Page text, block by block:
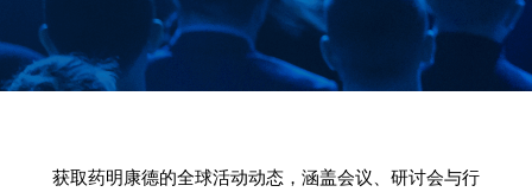
获取药明康德的全球活动动态，涵盖会议、研讨会与行